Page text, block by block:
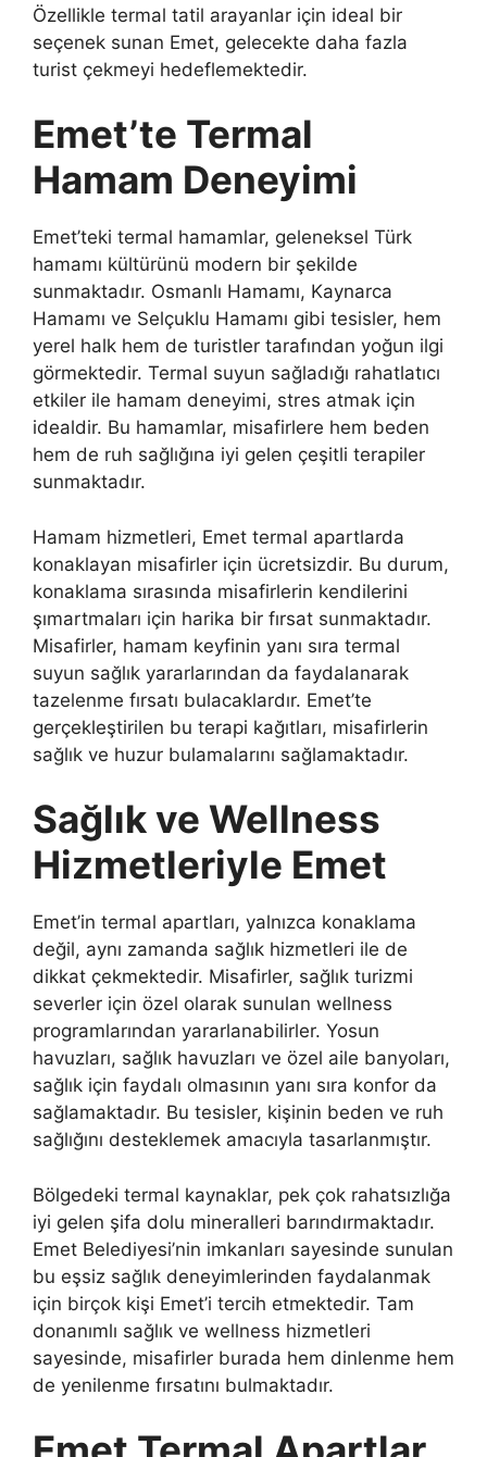
Özellikle termal tatil arayanlar için ideal bir
seçenek sunan Emet, gelecekte daha fazla
turist çekmeyi hedeflemektedir.
Emet’te Termal
Hamam Deneyimi
Emet’teki termal hamamlar, geleneksel Türk
hamamı kültürünü modern bir şekilde
sunmaktadır. Osmanlı Hamamı, Kaynarca
Hamamı ve Selçuklu Hamamı gibi tesisler, hem
yerel halk hem de turistler tarafından yoğun ilgi
görmektedir. Termal suyun sağladığı rahatlatıcı
etkiler ile hamam deneyimi, stres atmak için
idealdir. Bu hamamlar, misafirlere hem beden
hem de ruh sağlığına iyi gelen çeşitli terapiler
sunmaktadır.
Hamam hizmetleri, Emet termal apartlarda
konaklayan misafirler için ücretsizdir. Bu durum,
konaklama sırasında misafirlerin kendilerini
şımartmaları için harika bir fırsat sunmaktadır.
Misafirler, hamam keyfinin yanı sıra termal
suyun sağlık yararlarından da faydalanarak
tazelenme fırsatı bulacaklardır. Emet’te
gerçekleştirilen bu terapi kağıtları, misafirlerin
sağlık ve huzur bulamalarını sağlamaktadır.
Sağlık ve Wellness
Hizmetleriyle Emet
Emet’in termal apartları, yalnızca konaklama
değil, aynı zamanda sağlık hizmetleri ile de
dikkat çekmektedir. Misafirler, sağlık turizmi
severler için özel olarak sunulan wellness
programlarından yararlanabilirler. Yosun
havuzları, sağlık havuzları ve özel aile banyoları,
sağlık için faydalı olmasının yanı sıra konfor da
sağlamaktadır. Bu tesisler, kişinin beden ve ruh
sağlığını desteklemek amacıyla tasarlanmıştır.
Bölgedeki termal kaynaklar, pek çok rahatsızlığa
iyi gelen şifa dolu mineralleri barındırmaktadır.
Emet Belediyesi’nin imkanları sayesinde sunulan
bu eşsiz sağlık deneyimlerinden faydalanmak
için birçok kişi Emet’i tercih etmektedir. Tam
donanımlı sağlık ve wellness hizmetleri
sayesinde, misafirler burada hem dinlenme hem
de yenilenme fırsatını bulmaktadır.